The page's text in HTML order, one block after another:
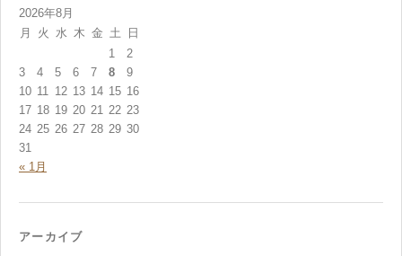
2026年8月
月
火 水 木 金 土
日
1
2
3
4 5 6 7 8
9
10 11 12 13 14 15 16
17 18 19 20 21 22 23
24 25 26 27 28 29 30
31
« 1月
アーカイブ